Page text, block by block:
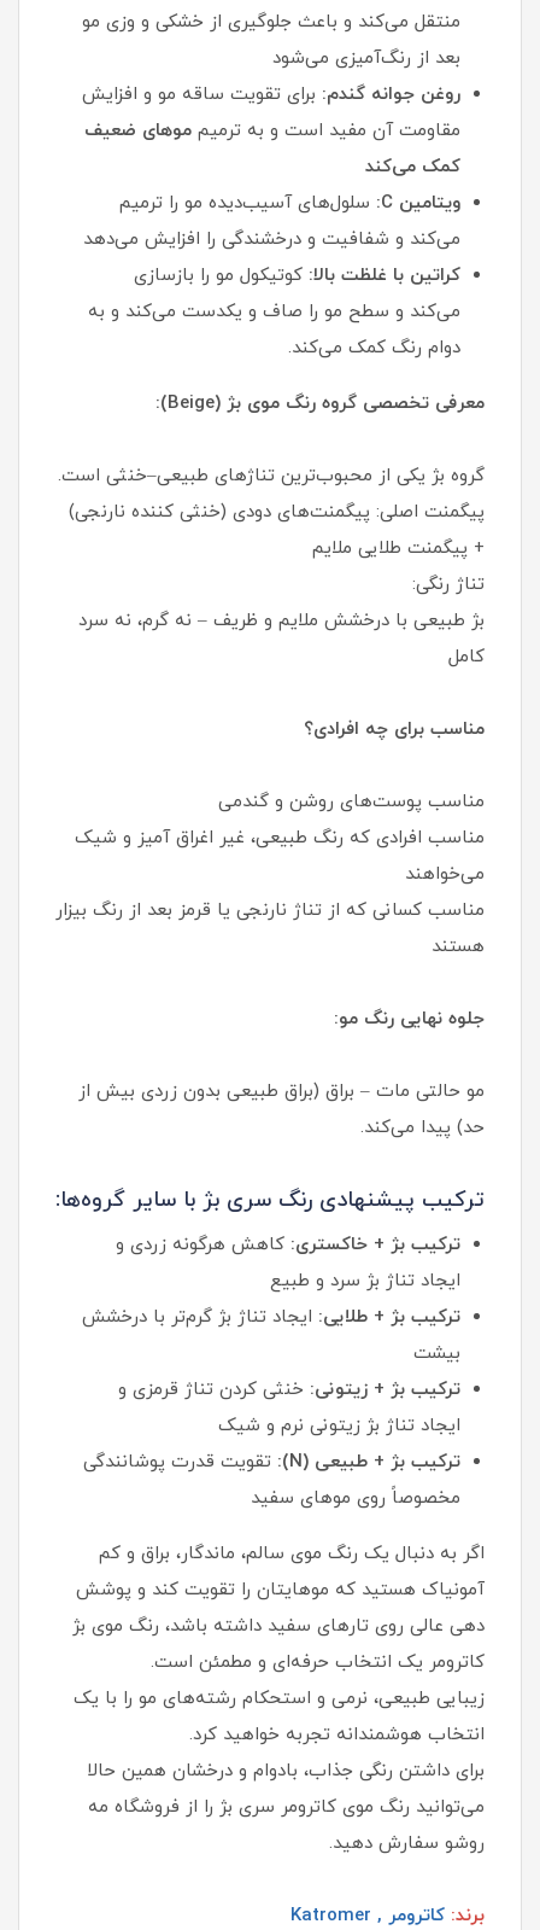
منتقل می‌کند و باعث جلوگیری از خشکی و وزی مو
بعد از رنگ‌آمیزی می‌شود
روغن جوانه گندم: برای تقویت ساقه مو و افزایش
مقاومت آن مفید است و به ترمیم موهای ضعیف
کمک می‌کند
ویتامین C:
سلول‌های آسیب‌دیده مو را ترمیم
می‌کند و شفافیت و درخشندگی را افزایش می‌دهد
کراتین با غلظت بالا: کوتیکول مو را بازسازی
می‌کند و سطح مو را صاف و یکدست می‌کند و به
دوام رنگ کمک می‌کند.
معرفی تخصصی گروه رنگ موی بژ (Beige):
گروه بژ یکی از محبوب‌ترین تناژهای طبیعی–خنثی است.
پیگمنت اصلی: پیگمنت‌های دودی (خنثی‌ کننده نارنجی)
+ پیگمنت طلایی ملایم
تناژ رنگی:
بژ طبیعی با درخشش ملایم و ظریف – نه گرم، نه سرد
کامل
مناسب برای چه افرادی؟
مناسب پوست‌های روشن و گندمی
مناسب افرادی که رنگ طبیعی، غیر اغراق آمیز و شیک
می‌خواهند
مناسب کسانی که از تناژ نارنجی یا قرمز بعد از رنگ بیزار
هستند
جلوه نهایی رنگ مو:
مو حالتی مات – براق (براق طبیعی بدون زردی بیش از
حد) پیدا می‌کند.
ترکیب پیشنهادی رنگ سری بژ با سایر گروه‌ها:
ترکیب بژ + خاکستری: کاهش هرگونه زردی و
ایجاد تناژ بژ سرد و طبیع
ترکیب بژ + طلایی: ایجاد تناژ بژ گرم‌تر با درخشش
بیشت
ترکیب بژ + زیتونی: خنثی کردن تناژ قرمزی و
ایجاد تناژ بژ زیتونی نرم و شیک
ترکیب بژ + طبیعی (N):
تقویت قدرت پوشانندگی
مخصوصاً روی موهای سفید
اگر به دنبال یک رنگ موی سالم، ماندگار، براق و کم
آمونیاک هستید که موهایتان را تقویت کند و پوشش
دهی عالی روی تارهای سفید داشته باشد، رنگ موی بژ
کاترومر یک انتخاب حرفه‌ای و مطمئن است.
زیبایی طبیعی، نرمی و استحکام رشته‌های مو را با یک
انتخاب هوشمندانه تجربه خواهید کرد.
برای داشتن رنگی جذاب، بادوام و درخشان همین حالا
می‌توانید رنگ موی کاترومر سری بژ را از فروشگاه مه
روشو سفارش دهید.
برند: کاترومر , Katromer